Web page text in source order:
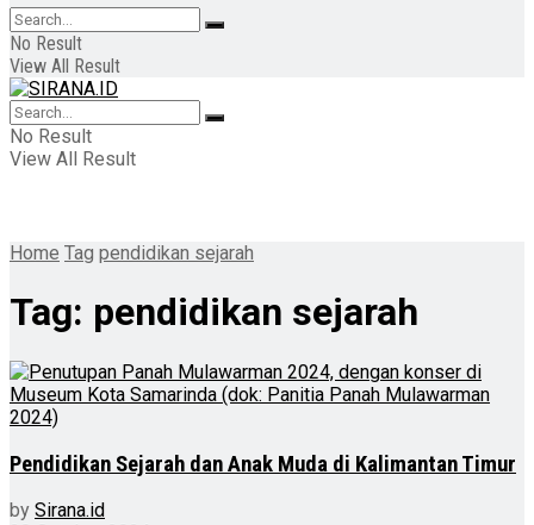
No Result
View All Result
No Result
View All Result
Home Tag pendidikan sejarah
Tag: pendidikan sejarah
Pendidikan Sejarah dan Anak Muda di Kalimantan Timur
by Sirana.id